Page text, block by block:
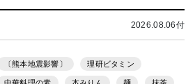
2026.08.06付
〔熊本地震影響〕 理研ビタミン